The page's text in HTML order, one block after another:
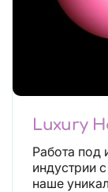
Luxury
Работа под инди От 700 000₽
индустрии
наше